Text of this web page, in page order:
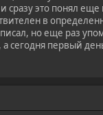
сразу это понял
в
но еще раз
а сегодня первый